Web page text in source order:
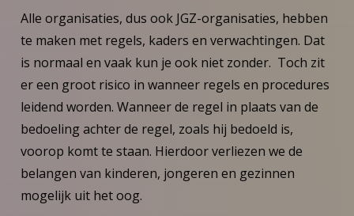
Alle organisaties, dus ook JGZ-organisaties, hebben
te maken met regels, kaders en verwachtingen. Dat
is normaal en vaak kun je ook niet zonder. Toch zit
er een groot risico in wanneer regels en procedures
leidend worden. Wanneer de regel in plaats van de
bedoeling achter de regel, zoals hij bedoeld is,
voorop komt te staan. Hierdoor verliezen we de
belangen van kinderen, jongeren en gezinnen
mogelijk uit het oog.